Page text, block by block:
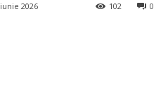
2026 0
102